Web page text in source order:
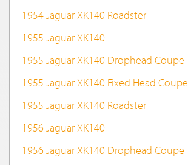
1954 Jaguar XK140 Roadster
1955 Jaguar XK140
1955 Jaguar XK140 Drophead Coupe
1955 Jaguar XK140 Fixed Head Coupe
1955 Jaguar XK140 Roadster
1956 Jaguar XK140
1956 Jaguar XK140 Drophead Coupe